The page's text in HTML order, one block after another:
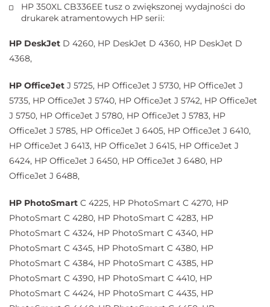
HP 350XL CB336EE tusz o zwiększonej wydajności do
drukarek atramentowych HP serii:
HP DeskJet D 4260, HP DeskJet D 4360, HP DeskJet D
4368,
HP OfficeJet J 5725, HP OfficeJet J 5730, HP OfficeJet J
5735, HP OfficeJet J 5740, HP OfficeJet J 5742, HP OfficeJet
J 5750, HP OfficeJet J 5780, HP OfficeJet J 5783, HP
OfficeJet J 5785, HP OfficeJet J 6405, HP OfficeJet J 6410,
HP OfficeJet J 6413, HP OfficeJet J 6415, HP OfficeJet J
6424, HP OfficeJet J 6450, HP OfficeJet J 6480, HP
OfficeJet J 6488,
HP PhotoSmart C 4225, HP PhotoSmart C 4270, HP
PhotoSmart C 4280, HP PhotoSmart C 4283, HP
PhotoSmart C 4324, HP PhotoSmart C 4340, HP
PhotoSmart C 4345, HP PhotoSmart C 4380, HP
PhotoSmart C 4384, HP PhotoSmart C 4385, HP
PhotoSmart C 4390, HP PhotoSmart C 4410, HP
PhotoSmart C 4424, HP PhotoSmart C 4435, HP